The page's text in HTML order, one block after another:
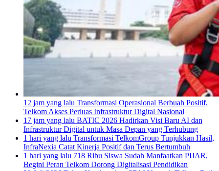
12 jam yang lalu Transformasi Operasional Berbuah Positif,
Telkom Akses Perluas Infrastruktur Digital Nasional
17 jam yang lalu BATIC 2026 Hadirkan Visi Baru AI dan
Infrastruktur Digital untuk Masa Depan yang Terhubung
1 hari yang lalu Transformasi TelkomGroup Tunjukkan Hasil,
InfraNexia Catat Kinerja Positif dan Terus Bertumbuh
1 hari yang lalu 718 Ribu Siswa Sudah Manfaatkan PIJAR,
Begini Peran Telkom Dorong Digitalisasi Pendidikan